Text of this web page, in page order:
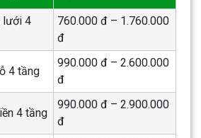
lưới 4
760.000 đ – 1.760.000
đ
4 tầng
990.000 đ – 2.600.000
đ
4 tầng
990.000 đ – 2.900.000
đ